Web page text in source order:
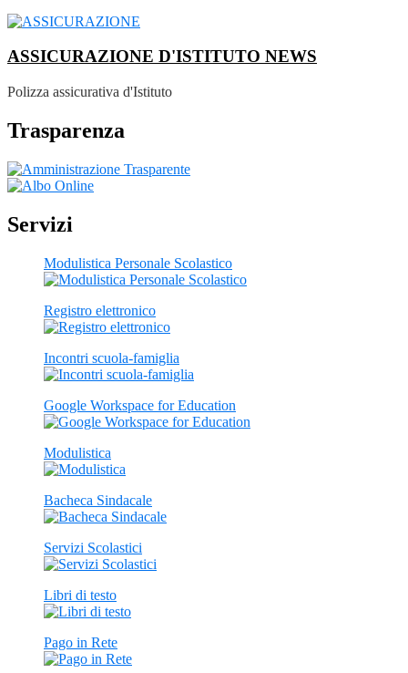
ASSICURAZIONE D'ISTITUTO NEWS
Polizza assicurativa d'Istituto
Trasparenza
Servizi
Modulistica Personale Scolastico
Registro elettronico
Incontri scuola-famiglia
Google Workspace for Education
Modulistica
Bacheca Sindacale
Servizi Scolastici
Libri di testo
Pago in Rete